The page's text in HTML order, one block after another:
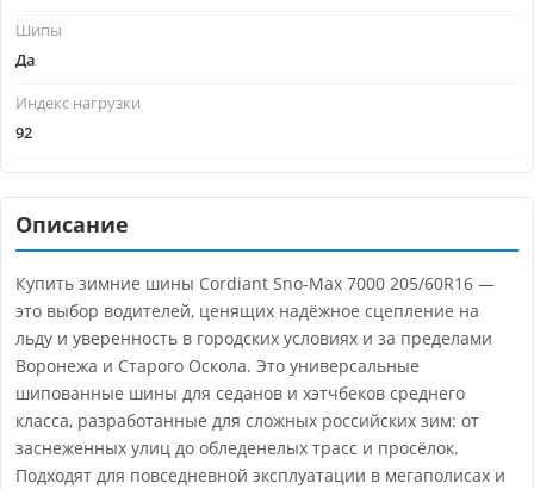
Шипы
Да
Индекс нагрузки
92
Описание
Купить зимние шины Cordiant Sno-Max 7000 205/60R16 —
это выбор водителей, ценящих надёжное сцепление на
льду и уверенность в городских условиях и за пределами
Воронежа и Старого Оскола. Это универсальные
шипованные шины для седанов и хэтчбеков среднего
класса, разработанные для сложных российских зим: от
заснеженных улиц до обледенелых трасс и просёлок.
Подходят для повседневной эксплуатации в мегаполисах и